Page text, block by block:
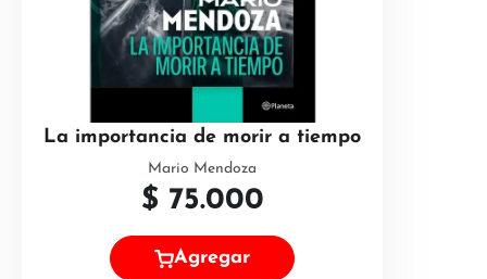
La importancia de morir a tiempo
Mario Mendoza
$ 75.000
Agregar